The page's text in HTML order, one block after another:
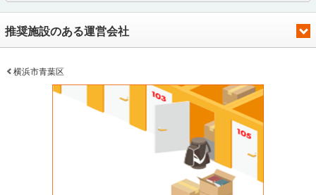
推奨施設のある運営会社
横浜市青葉区